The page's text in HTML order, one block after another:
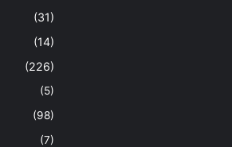
(31)
(14)
(226)
(5)
(98)
(7)